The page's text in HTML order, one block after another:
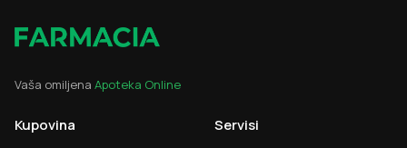
Vaša omiljena Apoteka Online
Kupovina Servisi